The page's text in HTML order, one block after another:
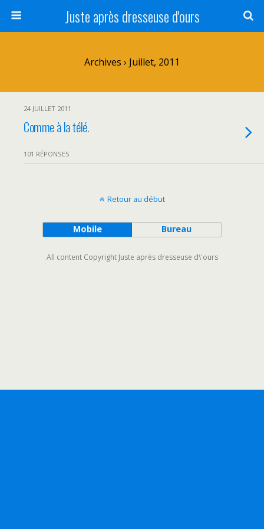
Juste après dresseuse d'ours
Archives › Juillet, 2011
24 JUILLET 2011
Comme à la télé.
101 RÉPONSES
Retour au début
Mobile Bureau
All content Copyright Juste après dresseuse d\'ours